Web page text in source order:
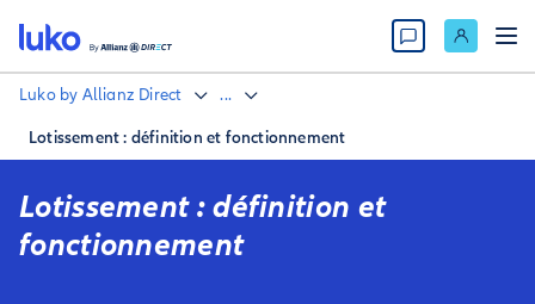
Luko by Allianz Direct ...
Lotissement : définition et fonctionnement
Lotissement : définition et
fonctionnement